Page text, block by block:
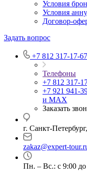
Условия
Условия
Договор-
Задать вопрос
+7 812 317-17-67
Телефоны
+7 812 317-
+7 921 941-
и MAX
Заказать
г. Санкт-
zakaz@expert-
Пн. – Вс.: с 9:00 до